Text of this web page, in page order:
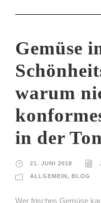
Gemüse
warum
in der
21. JUNI 2018
ALLGEMEIN, BLOG
Wer frisches Gemüse